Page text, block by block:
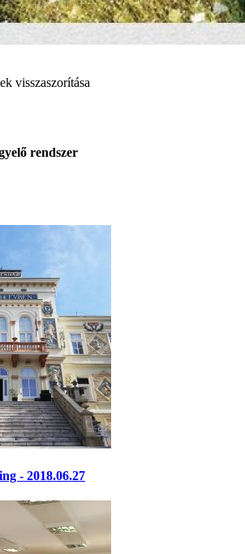
visszaszorítása
rendszer
- 2018.06.27